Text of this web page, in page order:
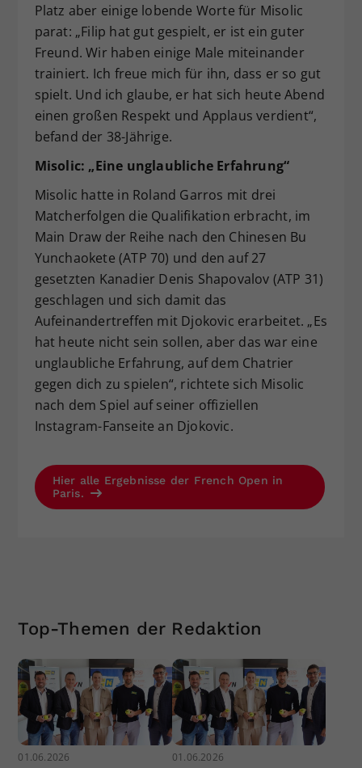
Platz aber einige lobende Worte für Misolic
parat: „Filip hat gut gespielt, er ist ein guter
Freund. Wir haben einige Male miteinander
trainiert. Ich freue mich für ihn, dass er so gut
spielt. Und ich glaube, er hat sich heute Abend
einen großen Respekt und Applaus verdient“,
befand der 38-Jährige.
Misolic: „Eine unglaubliche Erfahrung“
Misolic hatte in Roland Garros mit drei
Matcherfolgen die Qualifikation erbracht, im
Main Draw der Reihe nach den Chinesen Bu
Yunchaokete (ATP 70) und den auf 27
gesetzten Kanadier Denis Shapovalov (ATP 31)
geschlagen und sich damit das
Aufeinandertreffen mit Djokovic erarbeitet. „Es
hat heute nicht sein sollen, aber das war eine
unglaubliche Erfahrung, auf dem Chatrier
gegen dich zu spielen“, richtete sich Misolic
nach dem Spiel auf seiner offiziellen
Instagram-Fanseite an Djokovic.
Hier alle Ergebnisse der French Open in
Paris.
Top-Themen der Redaktion
01.06.2026 01.06.2026